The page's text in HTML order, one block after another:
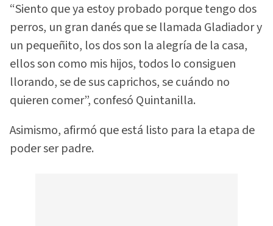
“Siento que ya estoy probado porque tengo dos
perros, un gran danés que se llamada Gladiador y
un pequeñito, los dos son la alegría de la casa,
ellos son como mis hijos, todos lo consiguen
llorando, se de sus caprichos, se cuándo no
quieren comer”, confesó Quintanilla.
Asimismo, afirmó que está listo para la etapa de
poder ser padre.